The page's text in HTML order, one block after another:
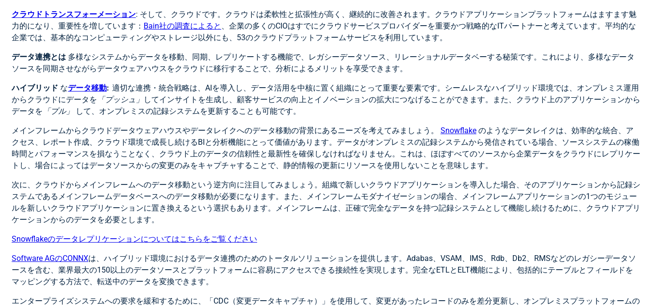
クラウドトランスフォーメーション: そして、クラウドです。クラウドは柔軟性と拡張性が高く、継続的に改善されます。クラウドアプリケーションプラットフォームはますます魅
力的になり、重要性を増しています： Bain社の調査によると 、企業の多くのCIOはすでにクラウドサービスプロバイダーを重要かつ戦略的なITパートナーと考えています。平均的な
企業では、基本的なコンピューティングやストレージ以外にも、53のクラウドプラットフォームサービスを利用しています。
データ連携とは 多様なシステムからデータを移動、同期、レプリケートする機能で、レガシーデータソース、リレーショナルデータベーする秘策です。これにより、多様なデータ
ソースを同期させながらデータウェアハウスをクラウドに移行することで、分析によるメリットを享受できます。
ハイブリッド なデータ移動: 適切な連携・統合戦略は、AIを導入し、データ活用を中核に置く組織にとって重要な要素です。シームレスなハイブリッド環境では、オンプレミス運用
からクラウドにデータを 「プッシュ」 してインサイトを生成し、顧客サービスの向上とイノベーションの拡大につなげることができます。また、クラウド上のアプリケーションから
データを 「プル」 して、オンプレミスの記録システムを更新することも可能です。
メインフレームからクラウドデータウェアハウスやデータレイクへのデータ移動の背景にあるニーズを考えてみましょう。 Snowflake のようなデータレイクは、効率的な統合、ア
クセス、レポート作成、クラウド環境で成長し続けるBIと分析機能にとって価値があります。データがオンプレミスの記録システムから発信されている場合、ソースシステムの稼働
時間とパフォーマンスを損なうことなく、クラウド上のデータの信頼性と最新性を確保しなければなりません。これは、ほぼすべてのソースから企業データをクラウドにレプリケー
トし、場合によってはデータソースからの変更のみをキャプチャすることで、静的情報の更新にリソースを使用しないことを意味します。
次に、クラウドからメインフレームへのデータ移動という逆方向に注目してみましょう。組織で新しいクラウドアプリケーションを導入した場合、そのアプリケーションから記録シ
ステムであるメインフレームデータベースへのデータ移動が必要になります。また、メインフレームモダナイゼーションの場合、メインフレームアプリケーションの1つのモジュー
ルを新しいクラウドアプリケーションに置き換えるという選択もあります。メインフレームは、正確で完全なデータを持つ記録システムとして機能し続けるために、クラウドアプリ
ケーションからのデータを必要とします。
Snowflakeのデータレプリケーションについてはこちらをご覧ください
Software AGのCONNXは、ハイブリッド環境におけるデータ連携のためのトータルソリューションを提供します。Adabas、VSAM、IMS、Rdb、Db2、RMSなどのレガシーデータソ
ースを含む、業界最大の150以上のデータソースとプラットフォームに容易にアクセスできる接続性を実現します。完全なETLとELT機能により、包括的にテーブルとフィールドを
マッピングする方法で、転送中のデータを変換できます。
エンタープライズシステムへの要求を緩和するために、「CDC（変更データキャプチャ）」を使用して、変更があったレコードのみを差分更新し、オンプレミスプラットフォームの